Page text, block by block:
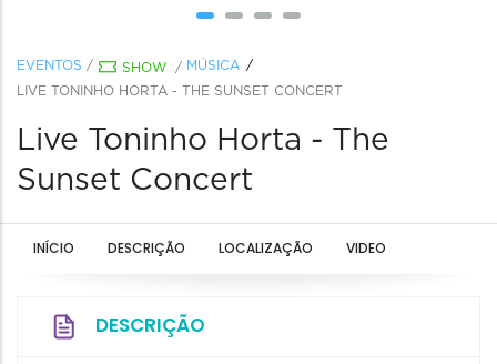
EVENTOS / SHOW / MÚSICA
LIVE TONINHO HORTA - THE SUNSET CONCERT
Live Toninho Horta - The
Sunset Concert
INÍCIO DESCRIÇÃO LOCALIZAÇÃO VIDEO
DESCRIÇÃO